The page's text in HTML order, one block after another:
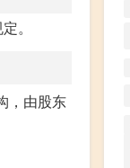
。
，由股东